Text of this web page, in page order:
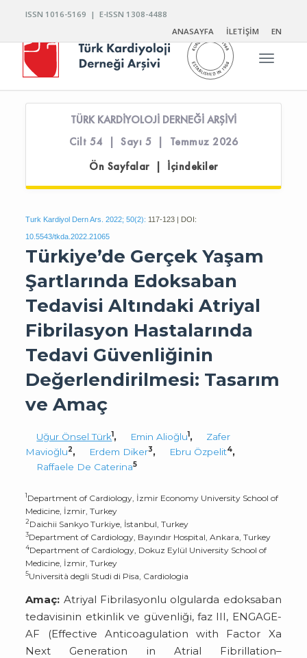
ISSN 1016-5169 | E-ISSN 1308-4488
ANASAYFA
İLETİŞİM EN
Toggle
TÜRK KARDİYOLOJİ DERNEĞİ ARŞİVİ
Cilt 54 | Sayı 5 | Temmuz 2026
Ön Sayfalar | İçindekiler
Turk Kardiyol Dern Ars. 2022; 50(2): 117-123 | DOI:
10.5543/tkda.2022.21065
Türkiye’de Gerçek Yaşam
Şartlarında Edoksaban
Tedavisi Altındaki Atriyal
Fibrilasyon Hastalarında
Tedavi Güvenliğinin
Değerlendirilmesi: Tasarım
ve Amaç
Uğur Önsel Türk1, Emin Alioğlu1,
Zafer
Mavioğlu2, Erdem Diker3, Ebru Özpelit4,
Raffaele De Caterina5
1Department of Cardiology, İzmir Economy University School of
Medicine, İzmir, Turkey
2Daichii Sankyo Turkiye, İstanbul, Turkey
3Department of Cardiology, Bayındır Hospital, Ankara, Turkey
4Department of Cardiology, Dokuz Eylül University School of
Medicine, İzmir, Turkey
5Università degli Studi di Pisa, Cardiologia
Amaç: Atriyal Fibrilasyonlu olgularda edoksaban
tedavisinin etkinlik ve güvenliği, faz III, ENGAGE-
AF (Effective Anticoagulation with Factor Xa
Next Generation in Atrial Fibrillation–